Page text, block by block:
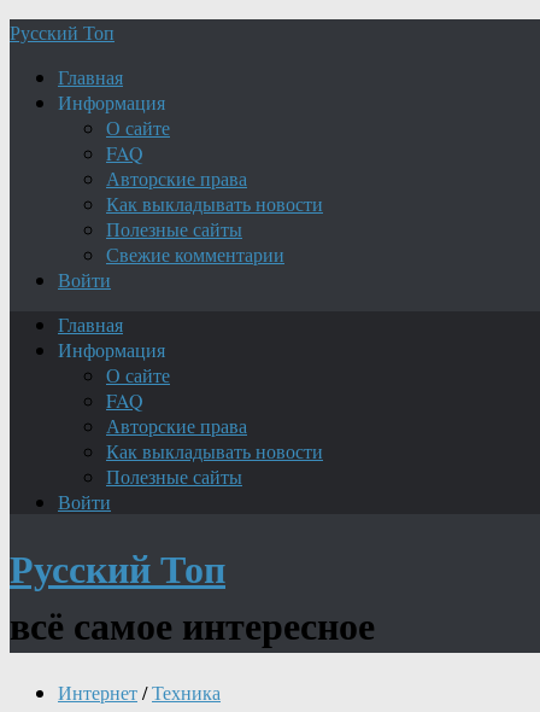
Русский Топ
Главная
Информация
О сайте
FAQ
Авторские права
Как выкладывать новости
Полезные сайты
Свежие комментарии
Войти
Главная
Информация
О сайте
FAQ
Авторские права
Как выкладывать новости
Полезные сайты
Войти
Русский Топ
всё самое интересное
Интернет/Техника